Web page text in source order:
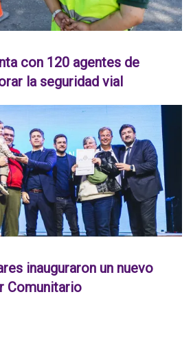
con 120 agentes de
la seguridad vial
inauguraron un nuevo
Comunitario